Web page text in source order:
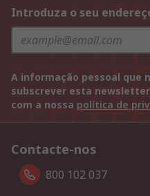
Introduza o seu
A informação pessoal que
subscrever esta
com a nossa política de
Contacte-nos
800 102 037